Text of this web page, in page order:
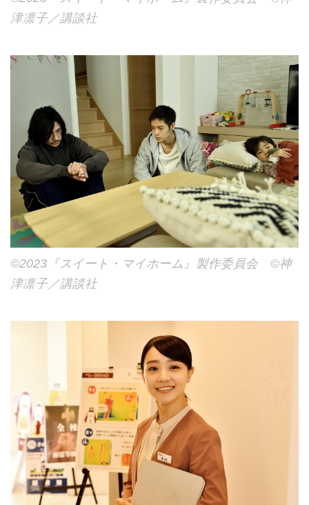
津凛子／講談社
©2023『スイート・マイホーム』製作委員会 ©神
津凛子／講談社